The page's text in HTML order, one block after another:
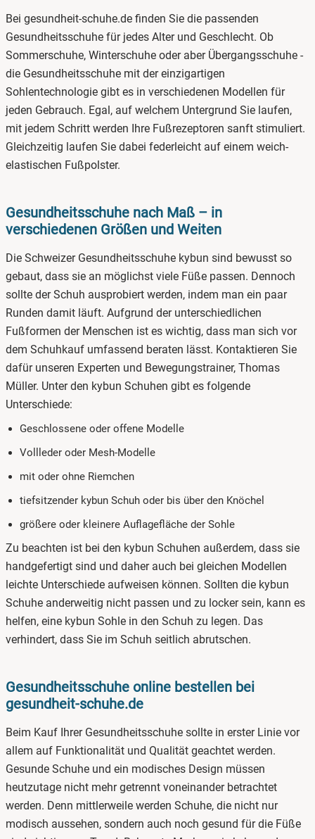
Bei gesundheit-schuhe.de finden Sie die passenden
Gesundheitsschuhe für jedes Alter und Geschlecht. Ob
Sommerschuhe, Winterschuhe oder aber Übergangsschuhe -
die Gesundheitsschuhe mit der einzigartigen
Sohlentechnologie gibt es in verschiedenen Modellen für
jeden Gebrauch. Egal, auf welchem Untergrund Sie laufen,
mit jedem Schritt werden Ihre Fußrezeptoren sanft stimuliert.
Gleichzeitig laufen Sie dabei federleicht auf einem weich-
elastischen Fußpolster.
Gesundheitsschuhe nach Maß – in
verschiedenen Größen und Weiten
Die Schweizer Gesundheitsschuhe kybun sind bewusst so
gebaut, dass sie an möglichst viele Füße passen. Dennoch
sollte der Schuh ausprobiert werden, indem man ein paar
Runden damit läuft. Aufgrund der unterschiedlichen
Fußformen der Menschen ist es wichtig, dass man sich vor
dem Schuhkauf umfassend beraten lässt. Kontaktieren Sie
dafür unseren Experten und Bewegungstrainer, Thomas
Müller. Unter den kybun Schuhen gibt es folgende
Unterschiede:
Geschlossene oder offene Modelle
Vollleder oder Mesh-Modelle
mit oder ohne Riemchen
tiefsitzender kybun Schuh oder bis über den Knöchel
größere oder kleinere Auflagefläche der Sohle
Zu beachten ist bei den kybun Schuhen außerdem, dass sie
handgefertigt sind und daher auch bei gleichen Modellen
leichte Unterschiede aufweisen können. Sollten die kybun
Schuhe anderweitig nicht passen und zu locker sein, kann es
helfen, eine kybun Sohle in den Schuh zu legen. Das
verhindert, dass Sie im Schuh seitlich abrutschen.
Gesundheitsschuhe online bestellen bei
gesundheit-schuhe.de
Beim Kauf Ihrer Gesundheitsschuhe sollte in erster Linie vor
allem auf Funktionalität und Qualität geachtet werden.
Gesunde Schuhe und ein modisches Design müssen
heutzutage nicht mehr getrennt voneinander betrachtet
werden. Denn mittlerweile werden Schuhe, die nicht nur
modisch aussehen, sondern auch noch gesund für die Füße